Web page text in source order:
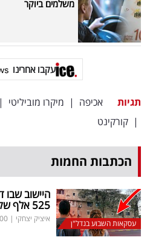
פרסמו
באייס
משלמים ביוקר
עקבו אחרינו
תגיות אכיפה | מיקרו מוביליטי |
| קורקינט
הכתבות החמות
עסקאות השבוע בנדל"ן
היישוב
525 אלף שקל
איציק יצחקי |